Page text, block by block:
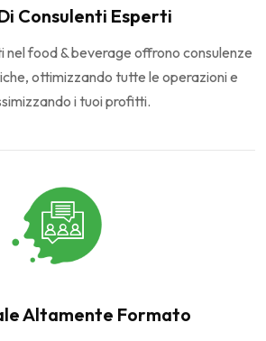
Consulenti Esperti
nel food & beverage offrono consulenze
ottimizzando tutte le operazioni e
i tuoi profitti.
Altamente Formato